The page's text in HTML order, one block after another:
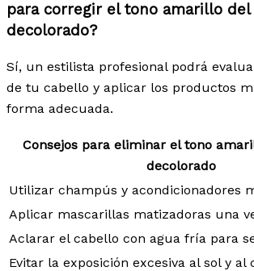
para corregir el tono amarillo
decolorado?
Sí, un estilista profesional podrá
de tu cabello y aplicar los productos
forma adecuada.
Consejos para eliminar el tono
decolorado
Utilizar champús y acondicionadores
Aplicar mascarillas matizadoras una
Aclarar el cabello con agua fría para
Evitar la exposición excesiva al sol y al